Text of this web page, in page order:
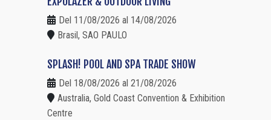
Del 11/08/2026 al 14/08/2026
Brasil, SAO PAULO
SPLASH! POOL AND SPA TRADE SHOW
Del 18/08/2026 al 21/08/2026
Australia, Gold Coast Convention & Exhibition
Centre